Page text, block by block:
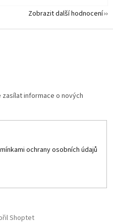
Zobrazit další hodnocení
zasílat informace o nových
ochrany osobních údajů
Shoptet